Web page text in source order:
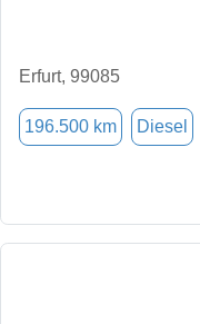
Erfurt, 99085
196.500 km Diesel